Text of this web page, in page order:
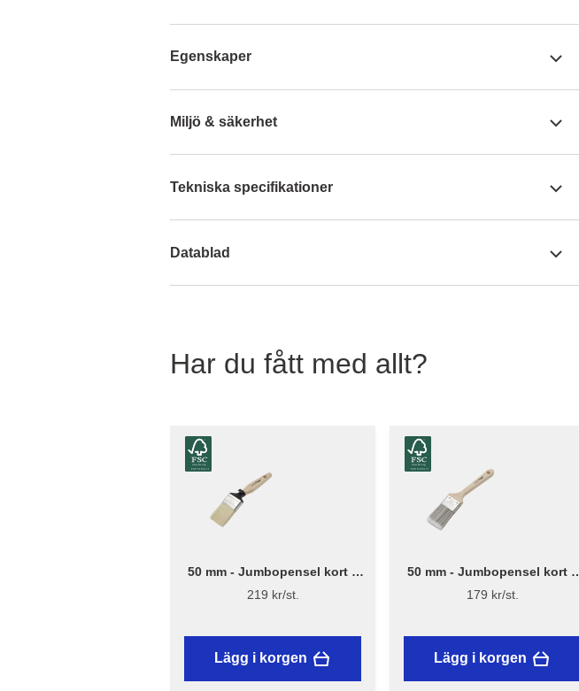
Egenskaper
Miljö & säkerhet
Tekniska specifikationer
Datablad
Har du fått med allt?
50 mm - Jumbopensel kort –
Flügger Excellence
219 kr/st.
Lägg i korgen
50 mm - Jumbopensel kort –
Flügger Pro Series
179 kr/st.
Lägg i korgen